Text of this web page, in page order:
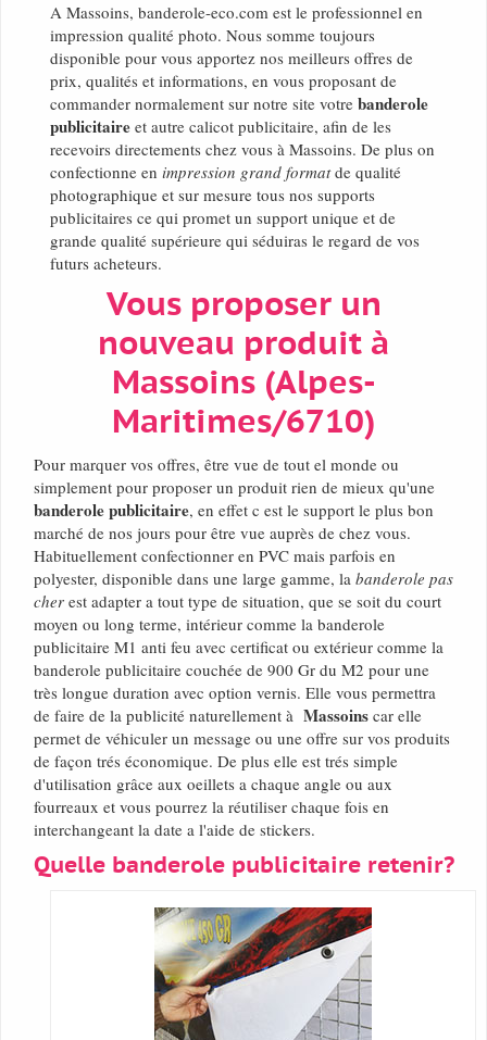
A Massoins, banderole-eco.com est le professionnel en
impression qualité photo. Nous somme toujours
disponible pour vous apportez nos meilleurs offres de
prix, qualités et informations, en vous proposant de
commander normalement sur notre site votre banderole
publicitaire et autre calicot publicitaire, afin de les
recevoirs directements chez vous à Massoins. De plus on
confectionne en impression grand formatde qualité
photographique et sur mesure tous nos supports
publicitaires ce qui promet un support unique et de
grande qualité supérieure qui séduiras le regard de vos
futurs acheteurs.
Vous proposer un
nouveau produit à
Massoins (Alpes-
Maritimes/6710)
Pour marquer vos offres, être vue de tout el monde ou
simplement pour proposer un produit rien de mieux qu'une
banderole publicitaire, en effet c est le support le plus bon
marché de nos jours pour être vue auprès de chez vous.
Habituellement confectionner en PVC mais parfois en
polyester, disponible dans une large gamme, la banderole pas
cher est adapter a tout type de situation, que se soit du court
moyen ou long terme, intérieur comme la banderole
publicitaire M1 anti feu avec certificat ou extérieur comme la
banderole publicitaire couchée de 900 Gr du M2 pour une
très longue duration avec option vernis. Elle vous permettra
de faire de la publicité naturellement à Massoins car elle
permet de véhiculer un message ou une offre sur vos produits
de façon trés économique. De plus elle est trés simple
d'utilisation grâce aux oeillets a chaque angle ou aux
fourreaux et vous pourrez la réutiliser chaque fois en
interchangeant la date a l'aide de stickers.
Quelle banderole publicitaire retenir?